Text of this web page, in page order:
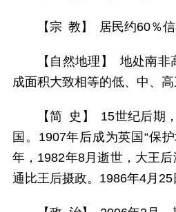
【宗 教】 居民约60％
【自然地理】 地处南
成面积大致相等的低、中、
【简 史】 15世纪后期
国。1907年后成为英国“保
年，1982年8月逝世，大王
通比王后摄政。1986年4月